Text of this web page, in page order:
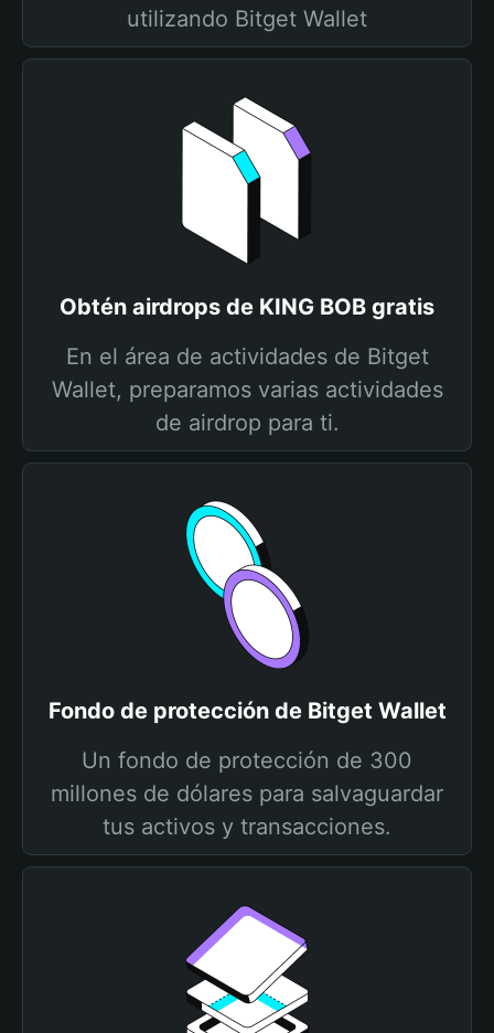
utilizando Bitget Wallet
Obtén airdrops de KING BOB gratis
En el área de actividades de Bitget
Wallet, preparamos varias actividades
de airdrop para ti.
Fondo de protección de Bitget Wallet
Un fondo de protección de 300
millones de dólares para salvaguardar
tus activos y transacciones.